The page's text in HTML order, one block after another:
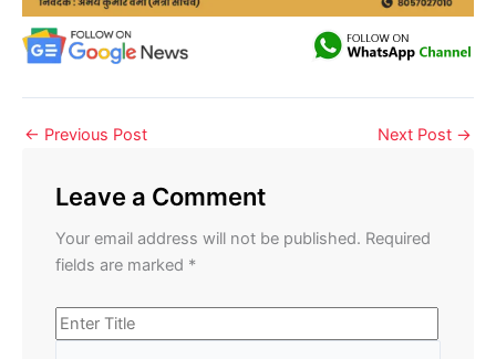
← Previous Post Next Post →
Leave a Comment
Your email address will not be published. Required
fields are marked *